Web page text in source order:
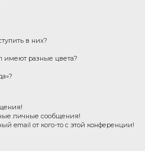
в них?
имеют разные цвета?
личные сообщения!
email от кого-то с этой конференции!